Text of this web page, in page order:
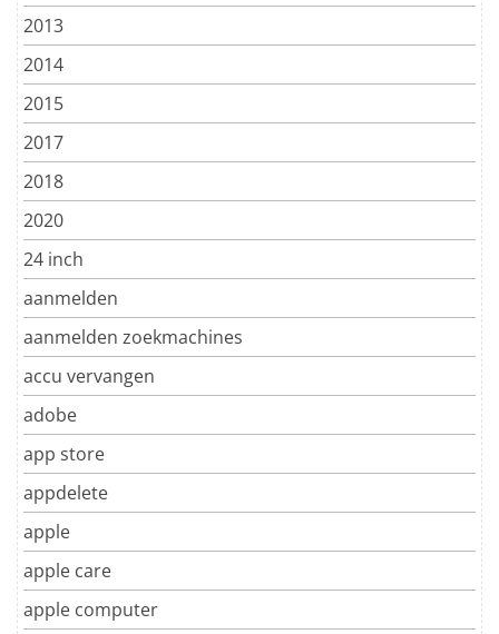
2013
2014
2015
2017
2018
2020
24 inch
aanmelden
aanmelden zoekmachines
accu vervangen
adobe
app store
appdelete
apple
apple care
apple computer